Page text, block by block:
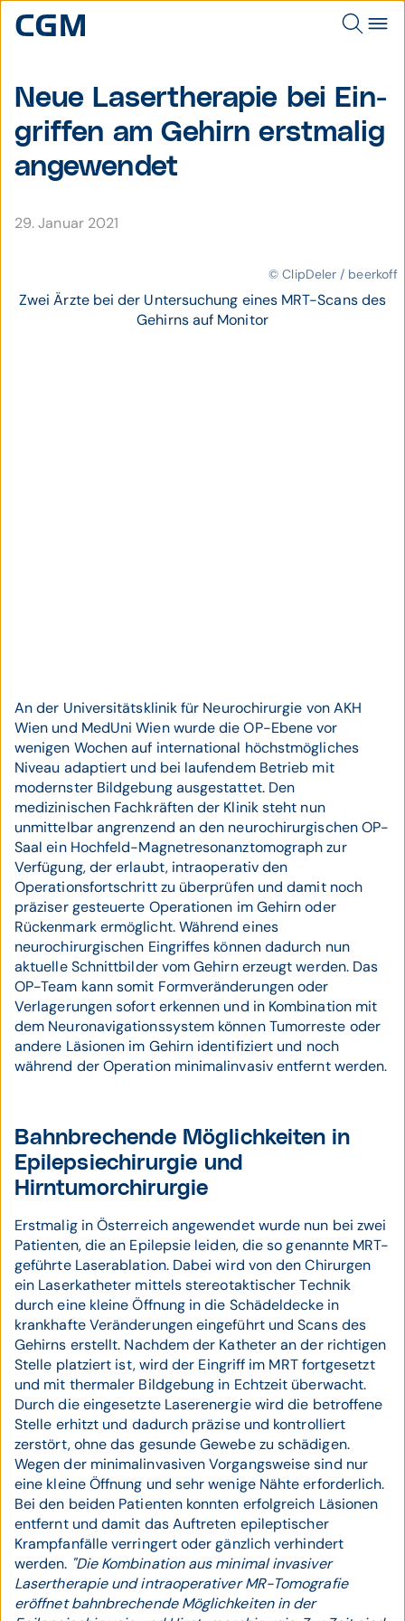
Neue Laser­therapie bei Ein­
griffen am Gehirn erst­malig
ange­wendet
29. Januar 2021
© ClipDeler / beerkoff
Zwei Ärzte bei der Untersuchung eines MRT-Scans des
Gehirns auf Monitor
An der Universitätsklinik für Neurochirurgie von AKH
Wien und MedUni Wien wurde die OP-Ebene vor
wenigen Wochen auf international höchstmögliches
Niveau adaptiert und bei laufendem Betrieb mit
modernster Bildgebung ausgestattet. Den
medizinischen Fachkräften der Klinik steht nun
unmittelbar angrenzend an den neurochirurgischen OP-
Saal ein Hochfeld-Magnetresonanztomograph zur
Verfügung, der erlaubt, intraoperativ den
Operationsfortschritt zu überprüfen und damit noch
präziser gesteuerte Operationen im Gehirn oder
Rückenmark ermöglicht. Während eines
neurochirurgischen Eingriffes können dadurch nun
aktuelle Schnittbilder vom Gehirn erzeugt werden. Das
OP-Team kann somit Formveränderungen oder
Verlagerungen sofort erkennen und in Kombination mit
dem Neuronavigationssystem können Tumorreste oder
andere Läsionen im Gehirn identifiziert und noch
während der Operation minimalinvasiv entfernt werden.
Bahnbrechende Möglichkeiten in
Epilepsiechirurgie und
Hirntumorchirurgie
Erstmalig in Österreich angewendet wurde nun bei zwei
Patienten, die an Epilepsie leiden, die so genannte MRT-
geführte Laserablation. Dabei wird von den Chirurgen
ein Laserkatheter mittels stereotaktischer Technik
durch eine kleine Öffnung in die Schädeldecke in
krankhafte Veränderungen eingeführt und Scans des
Gehirns erstellt. Nachdem der Katheter an der richtigen
Stelle platziert ist, wird der Eingriff im MRT fortgesetzt
und mit thermaler Bildgebung in Echtzeit überwacht.
Durch die eingesetzte Laserenergie wird die betroffene
Stelle erhitzt und dadurch präzise und kontrolliert
zerstört, ohne das gesunde Gewebe zu schädigen.
Wegen der minimalinvasiven Vorgangsweise sind nur
eine kleine Öffnung und sehr wenige Nähte erforderlich.
Bei den beiden Patienten konnten erfolgreich Läsionen
entfernt und damit das Auftreten epileptischer
Krampfanfälle verringert oder gänzlich verhindert
werden. "Die Kombination aus minimal invasiver
Lasertherapie und intraoperativer MR-Tomografie
eröffnet bahnbrechende Möglichkeiten in der